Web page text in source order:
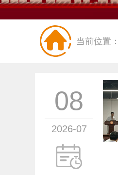
当前位置：
08
2026-07